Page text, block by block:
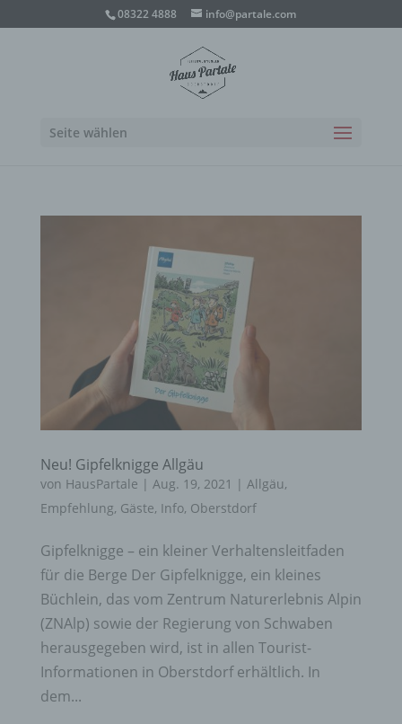
08322 4888 info@partale.com
Seite wählen
Neu! Gipfelknigge Allgäu
von HausPartale | Aug. 19, 2021 | Allgäu,
Empfehlung, Gäste, Info, Oberstdorf
Gipfelknigge – ein kleiner Verhaltensleitfaden
für die Berge Der Gipfelknigge, ein kleines
Büchlein, das vom Zentrum Naturerlebnis Alpin
(ZNAlp) sowie der Regierung von Schwaben
herausgegeben wird, ist in allen Tourist-
Informationen in Oberstdorf erhältlich. In
dem...